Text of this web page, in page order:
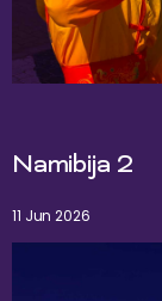
Namibija 2
11 Jun 2026